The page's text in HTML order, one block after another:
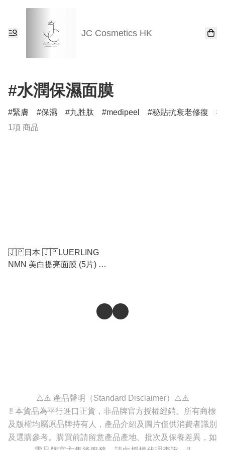
JC Cosmetics HK
#水潤保濕面膜
緊膚 保濕 九胜肽 medipeel 秘貼抗衰老修復
1項 商品
🇯🇵日本 🇯🇵LUERLING
NMN 美白提亮面膜 (5片) ⚠️
⚠️⚠️ 產品聲明（Standard Disclaimer）⚠️⚠️
‼️ 本貨品為平行進口正貨，非品牌官方授權經銷。所有商標
及版權均屬原品牌持有人，產品介紹及圖片僅供消費者識別
及選購參考。購買前請留意產品產地、批次及保養差異，如